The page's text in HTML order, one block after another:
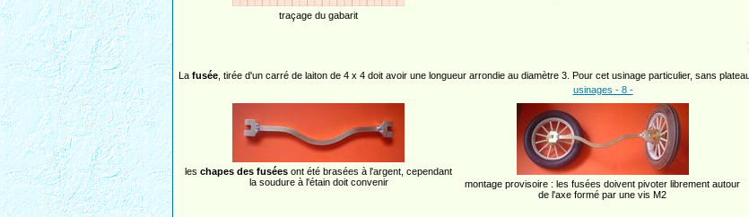
traçage du gabarit
La fusée , tirée d'un carré de laiton de 4 x 4 doit avoir une longueur arrondie au diamètre 3. Pour cet usinage particulier, sans
usinages - 8 -
les chapes des fusées ont été brasées à l'argent, cependant
la soudure à l'étain doit convenir
montage provisoire : les fusées doivent pivoter librement autour
de l'axe formé par une vis M2